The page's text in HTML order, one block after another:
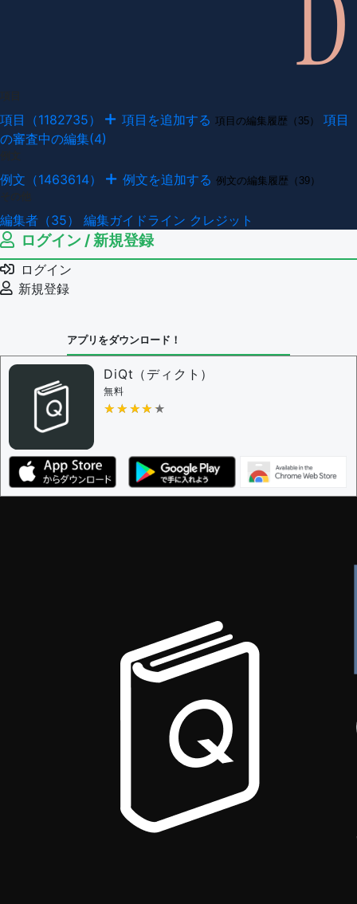
項目（1182735） 項目を追加する 項目の編集履歴（35）
項目
の審査中の編集(4)
例文（1463614） 例文を追加する 例文の編集履歴（39）
編集者（35） 編集ガイドライン クレジット
ログイン / 新規登録
ログイン
新規登録
アプリをダウンロード！
DiQt（ディクト）
無料
★★★★★
★★★★★